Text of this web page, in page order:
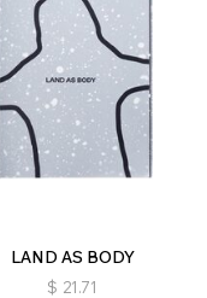
LAND AS BODY
$ 21.71